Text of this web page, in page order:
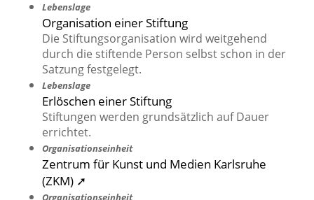
Lebenslage
Organisation einer Stiftung
Die Stiftungsorganisation wird weitgehend
durch die stiftende Person selbst schon in der
Satzung festgelegt.
Lebenslage
Erlöschen einer Stiftung
Stiftungen werden grundsätzlich auf Dauer
errichtet.
Organisationseinheit
Zentrum für Kunst und Medien Karlsruhe
(ZKM) ➚